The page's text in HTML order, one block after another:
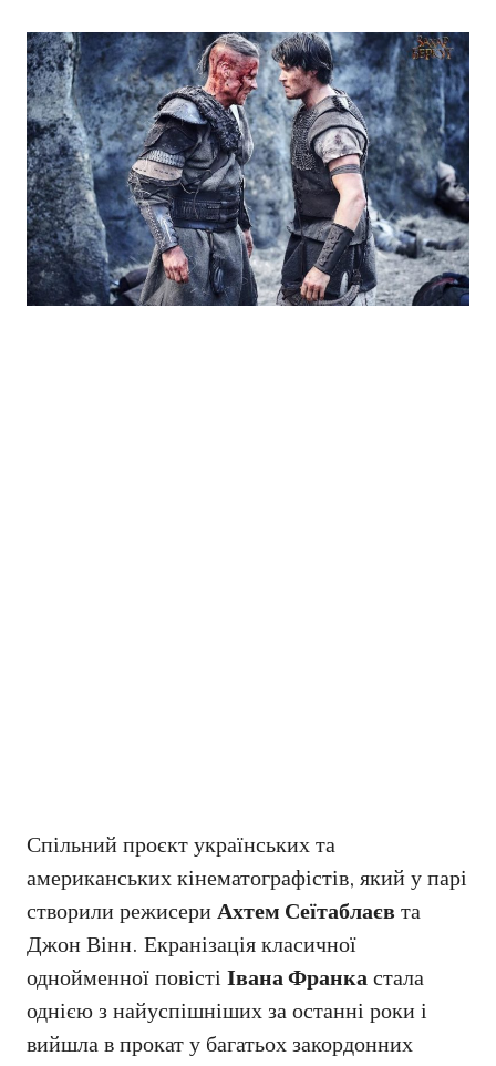
Спільний проєкт українських та
американських кінематографістів, який у парі
створили режисериАхтем Сеїтаблаєвта
Джон Вінн. Екранізація класичної
однойменної повісті Івана Франкастала
однією з найуспішніших за останні роки і
вийшла в прокат у багатьох закордонних